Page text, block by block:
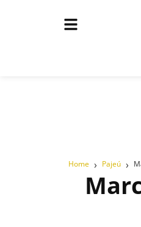
Home › Pajeú ›